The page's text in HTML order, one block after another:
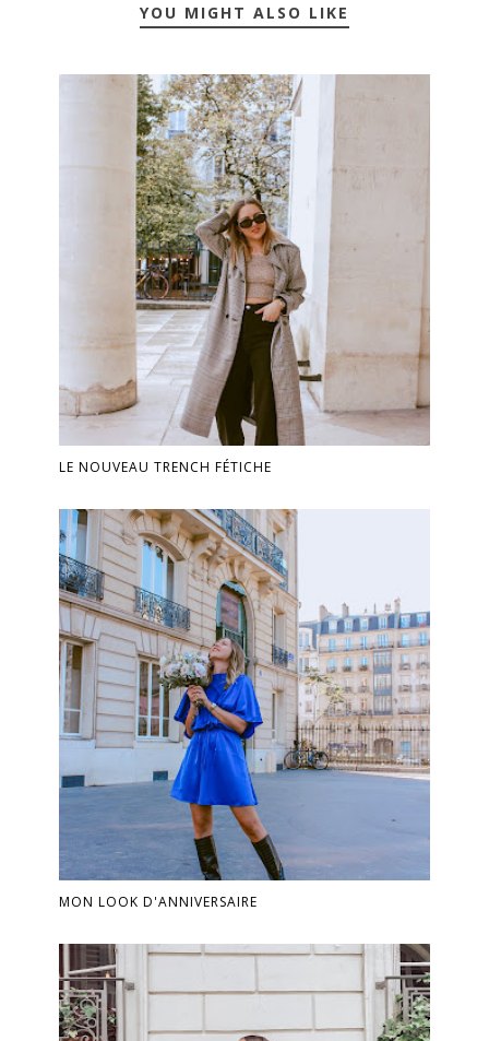
YOU MIGHT ALSO LIKE
LE NOUVEAU TRENCH FÉTICHE
MON LOOK D'ANNIVERSAIRE